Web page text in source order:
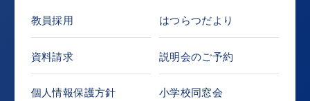
教員採用 はつらつだより
資料請求 説明会のご予約
個人情報保護方針 小学校同窓会